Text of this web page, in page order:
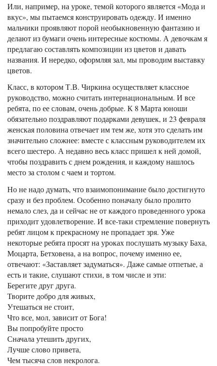
Или, например, на уроке, темой которого является «Мода и
вкус», мы пытаемся конструировать одежду. И именно
мальчики проявляют порой необыкновенную фантазию и
делают из бумаги очень интересные костюмы. А девочкам я
предлагаю составлять композиции из цветов и давать
названия. И нередко, оформляя зал, мы проводим выставку
цветов.
Класс, в котором Т.В. Чиркина осуществляет классное
руководство, можно считать интернациональным. И все
ребята, по ее словам, очень добрые. К 8 Марта юноши
обязательно поздравляют подарками девушек, и 23 февраля
женская половина отвечает им тем же, хотя это сделать им
значительно сложнее: вместе с классным руководителем их
всего шестеро. А недавно весь класс пришел к ней домой,
чтобы поздравить с днем рождения, и каждому нашлось
место за столом с чаем и тортом.
Но не надо думать, что взаимопонимание было достигнуто
сразу и без проблем. Особенно поначалу было пролито
немало слез, да и сейчас не от каждого проведенного урока
приходит удовлетворение. И все-таки стремление повернуть
ребят лицом к прекрасному не пропадает зря. Уже
некоторые ребята просят на уроках послушать музыку Баха,
Моцарта, Бетховена, а на вопрос, почему именно ее,
отвечают: «Заставляет задуматься». Даже самые отпетые, а
есть и такие, слушают стихи, в том числе и эти:
Берегите друг друга.
Творите добро для живых,
Утешаться не стоит,
Что все, мол, зависит от Бога!
Вы попробуйте просто
Сначала утешить других,
Лучше слово привета,
Чем тысяча слов некролога.